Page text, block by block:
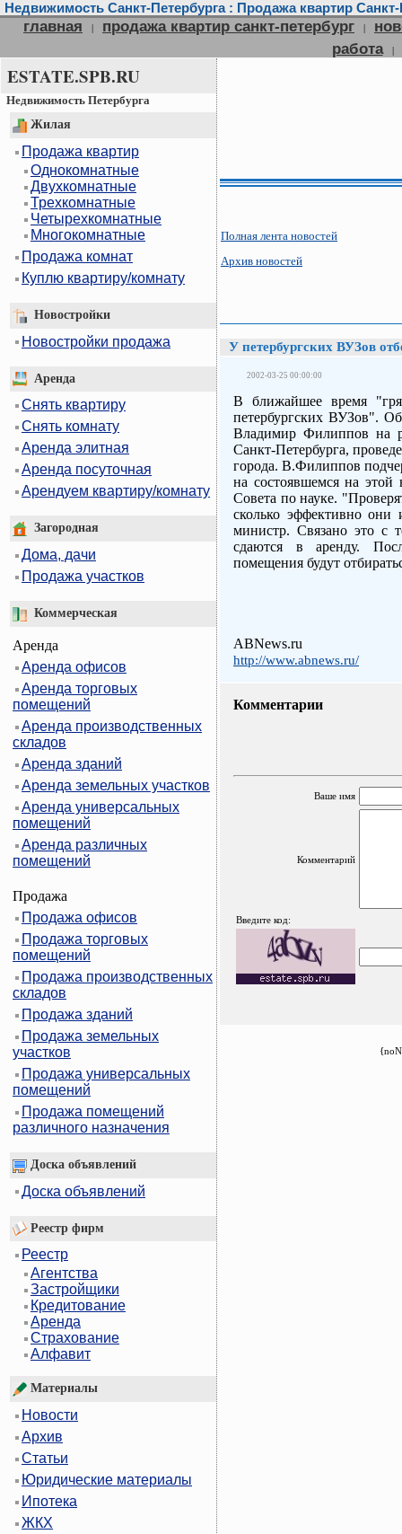
Недвижимость Санкт-Петербурга : Продажа квартир
главная | продажа квартир санкт-петербург |
работа
|
ESTATE.SPB.RU
Недвижимость Петербурга
Жилая
Продажа квартир
Однокомнатные
Двухкомнатные
Трехкомнатные
Четырехкомнатные
Многокомнатные
Продажа комнат
Куплю квартиру/комнату
Новостройки
Новостройки продажа
Аренда
Снять квартиру
Снять комнату
Аренда элитная
Аренда посуточная
Арендуем квартиру/комнату
Загородная
Дома, дачи
Продажа участков
Коммерческая
Аренда
Аренда офисов
Аренда торговых
помещений
Аренда производственных
складов
Аренда зданий
Аренда земельных участков
Аренда универсальных
помещений
Аренда различных
помещений
Продажа
Продажа офисов
Продажа торговых
помещений
Продажа производственных
складов
Продажа зданий
Продажа земельных
участков
Продажа универсальных
помещений
Продажа помещений
различного назначения
Доска объявлений
Доска объявлений
Реестр фирм
Реестр
Агентства
Застройщики
Кредитование
Аренда
Страхование
Алфавит
Материалы
Новости
Архив
Статьи
Юридические материалы
Ипотека
ЖКХ
Полная лента новостей
Архив новостей
У петербургских ВУЗов
2002-03-25 00:00:00
В ближайшее время
петербургских ВУЗов".
Владимир Филиппов на
Санкт-Петербурга,
города. В.Филиппов
на состоявшемся на этой
Совета по науке.
сколько эффективно
министр. Связано это с
сдаются в аренду.
помещения будут
ABNews.ru
http://www.abnews.ru/
Комментарии
Ваше имя
Комментарий
Введите код: